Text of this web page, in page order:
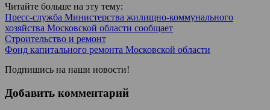
Читайте больше на эту тему:
Пресс-служба Министерства жилищно-коммунального
хозяйства Московской области сообщает
Строительство и ремонт
Фонд капитального ремонта Московской области
Подпишись на наши новости!
Добавить комментарий